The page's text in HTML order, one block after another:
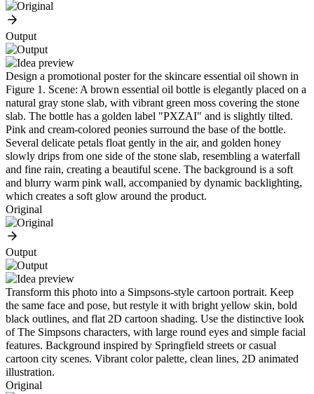
Output
Design a promotional poster for the skincare essential oil shown in
Figure 1. Scene: A brown essential oil bottle is elegantly placed on a
natural gray stone slab, with vibrant green moss covering the stone
slab. The bottle has a golden label "PXZAI" and is slightly tilted.
Pink and cream-colored peonies surround the base of the bottle.
Several delicate petals float gently in the air, and golden honey
slowly drips from one side of the stone slab, resembling a waterfall
and fine rain, creating a beautiful scene. The background is a soft
and blurry warm pink wall, accompanied by dynamic backlighting,
which creates a soft glow around the product.
Original
Output
Transform this photo into a Simpsons-style cartoon portrait. Keep
the same face and pose, but restyle it with bright yellow skin, bold
black outlines, and flat 2D cartoon shading. Use the distinctive look
of The Simpsons characters, with large round eyes and simple facial
features. Background inspired by Springfield streets or casual
cartoon city scenes. Vibrant color palette, clean lines, 2D animated
illustration.
Original